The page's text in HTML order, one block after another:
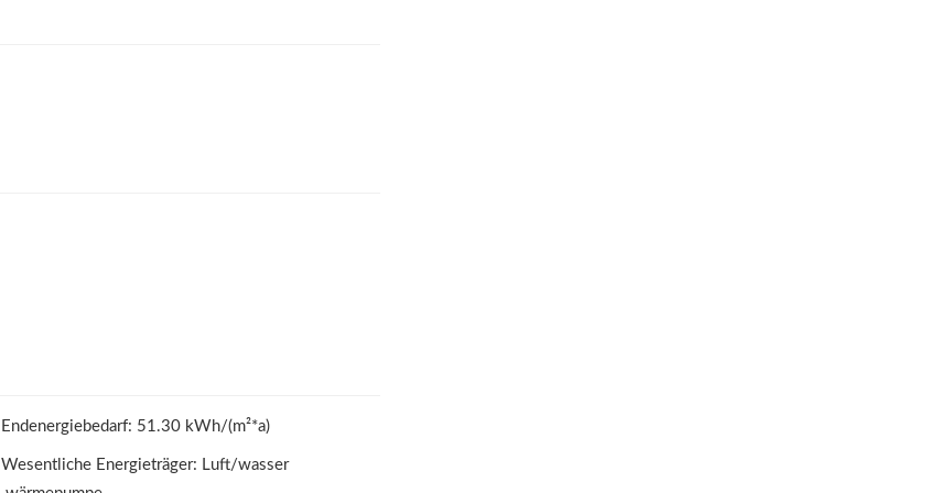
Endenergiebedarf: 51.30 kWh/(m²*a)
Wesentliche Energieträger: Luft/wasser